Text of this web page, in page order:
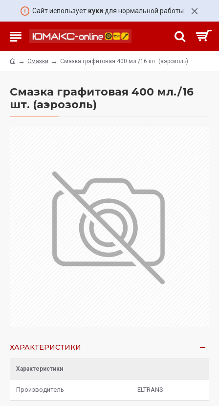
Сайт использует куки для нормальной работы.
Смазки Смазка графитовая 400 мл./16 шт. (аэрозоль)
Смазка графитовая 400 мл./16
шт. (аэрозоль)
ХАРАКТЕРИСТИКИ
Характеристики
Производитель ELTRANS